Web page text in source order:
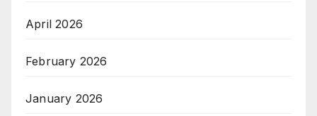
April 2026
February 2026
January 2026